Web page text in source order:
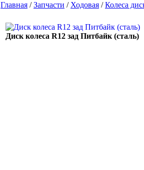
Главная /Запчасти / Ходовая /Колеса
Диск колеса R12 зад Питбайк (сталь)